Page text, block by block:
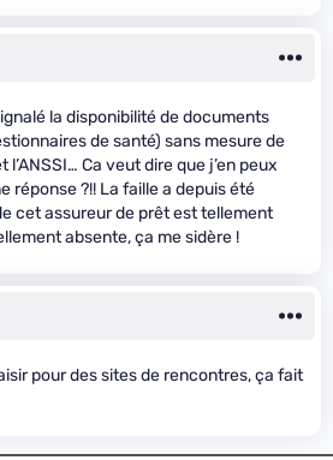
la disponibilité de documents
de santé) sans mesure de
Ca veut dire que j’en peux
réponse ?!! La faille a depuis été
cet assureur de prêt est tellement
absente, ça me sidère !
pour des sites de rencontres, ça fait